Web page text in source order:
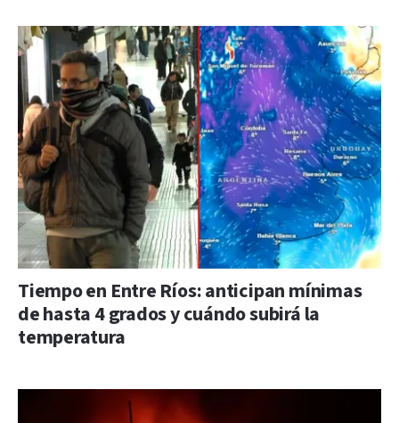
Tiempo en Entre Ríos: anticipan mínimas
de hasta 4 grados y cuándo subirá la
temperatura